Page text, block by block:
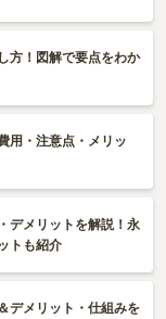
方！図解で要点をわか
用・注意点・メリッ
デメリットを解説！永
トも紹介
デメリット・仕組みを